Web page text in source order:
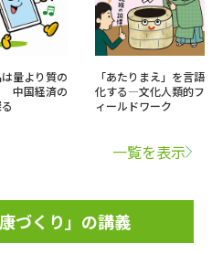
量より質の
中国経済の
「あたりまえ」を言語
化する―文化人類的フ
ィールドワーク
一覧を表示
づくり」の講義